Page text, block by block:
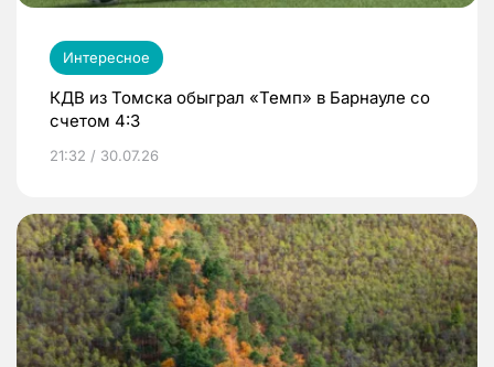
Интересное
КДВ из Томска обыграл «Темп» в Барнауле со
счетом 4:3
21:32 / 30.07.26